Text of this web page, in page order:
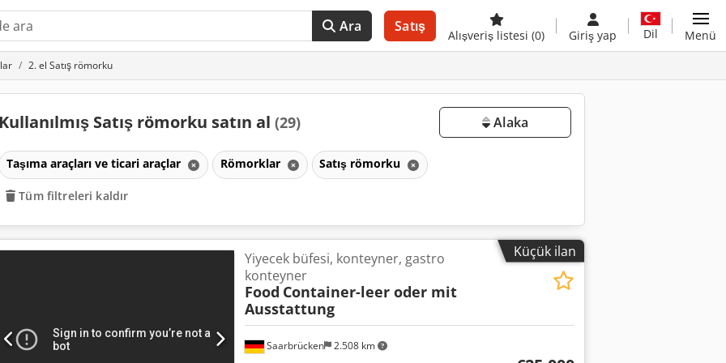
Ara Satış
Alışveriş listesi (0) Giriş yap Dil Menü
2. el Satış römorku
Kullanılmış Satış römorku satın al (29) Alaka
Taşıma araçları ve ticari araçlar Römorklar Satış römorku
Tüm filtreleri kaldır
Küçük ilan
Saarbrücken 2.508 km
Yiyecek büfesi, konteyner, gastro
konteyner
Food Container-leer oder mit
Ausstattung